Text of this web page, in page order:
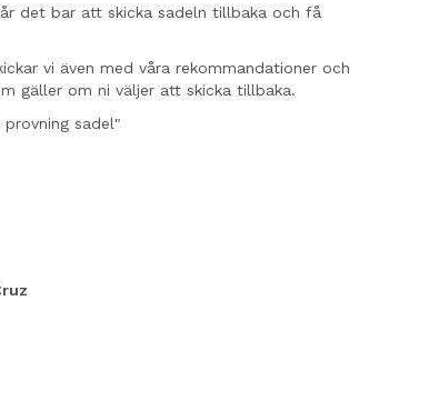
det bar att skicka sadeln tillbaka och få
vi även med våra rekommandationer och
gäller om ni väljer att skicka tillbaka.
sadel"